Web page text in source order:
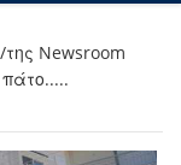
της Newsroom
πάτο.....